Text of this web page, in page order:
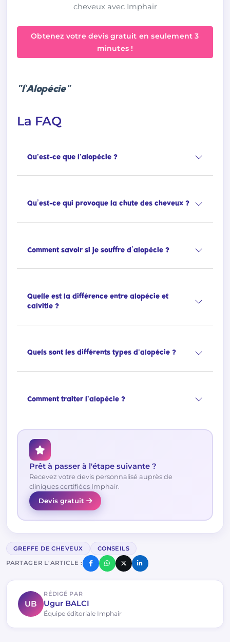
cheveux avec Imphair
Obtenez votre devis gratuit en seulement 3
minutes !
"l'Alopécie"
La FAQ
Qu'est-ce que l'alopécie ?
Qu’est-ce qui provoque la chute des cheveux ?
Comment savoir si je souffre d’alopécie ?
Quelle est la différence entre alopécie et
calvitie ?
Quels sont les différents types d'alopécie ?
Comment traiter l'alopécie ?
Prêt à passer à l'étape suivante ?
Recevez votre devis personnalisé auprès de
cliniques certifiées Imphair.
Devis gratuit
GREFFE DE CHEVEUX CONSEILS
PARTAGER L'ARTICLE :
UB
RÉDIGÉ PAR
Ugur BALCI
Équipe éditoriale Imphair